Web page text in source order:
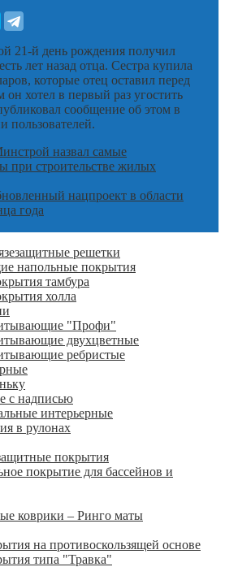
21-й день рождения получил
лет назад отца. Сестра купила
которые отец оставил перед
хотел в первый раз угостить
сообщение об этом в
пользователей.
назвал самые
при строительстве жилых
нацпроект в области
года
решетки
напольные покрытия
тамбура
холла
"Профи"
двухцветные
ребристые
с надписью
интерьерные
в рулонах
покрытия
покрытие для бассейнов и
коврики – Ринго маты
на противоскользящей основе
типа "Травка"